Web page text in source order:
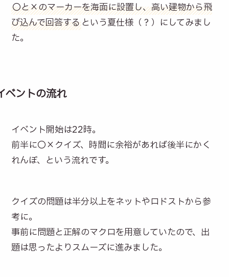
〇と×のマーカーを海面に設置し、高い建物から飛
び込んで回答するという夏仕様（？）にしてみまし
た。
ベントの流れ
イベント開始は22時。
前半に〇×クイズ、時間に余裕があれば後半にかく
れんぼ、という流れです。
クイズの問題は半分以上をネットやロドストから参
考に。
事前に問題と正解のマクロを用意していたので、出
題は思ったよりスムーズに進みました。